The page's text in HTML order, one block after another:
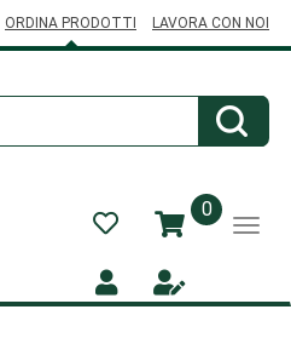
ORDINA PRODOTTI LAVORA CON NOI
0prodotti
inseriti